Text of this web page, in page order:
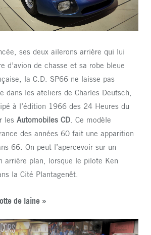
ses deux ailerons arrière qui lui
d’avion de chasse et sa robe bleue
la C.D. SP66 ne laisse pas
dans les ateliers de Charles Deutsch,
à l’édition 1966 des 24 Heures du
les Automobiles CD . Ce modèle
des années 60 fait une apparition
66. On peut l’apercevoir sur un
arrière plan, lorsque le pilote Ken
la Cité Plantagenêt.
de laine »